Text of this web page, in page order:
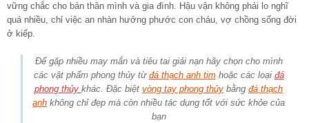
vững chắc cho bản thân mình và gia đình. Hậu vận không phải lo nghĩ
quá nhiều, chỉ việc an nhàn hưởng phước con cháu, vợ chồng sống đời
ở kiếp.
Để gặp nhiều may mắn và tiêu tai giải nạn hãy chọn cho mình
các vật phẩm phong thủy từ đá thạch anh timhoặc các loại đá
phong thủy khác. Đặc biệt vòng tay phong thủy bằng đá thạch
anh không chỉ đẹp mà còn nhiều tác dụng tốt với sức khỏe của
bạn